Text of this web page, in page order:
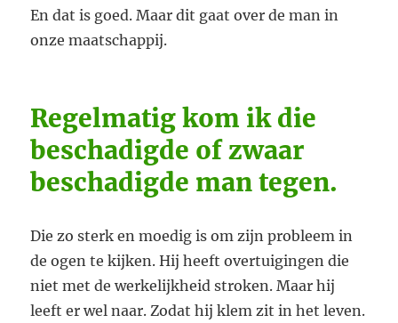
En dat is goed. Maar dit gaat over de man in
onze maatschappij.
Regelmatig kom ik die
beschadigde of zwaar
beschadigde man tegen.
Die zo sterk en moedig is om zijn probleem in
de ogen te kijken. Hij heeft overtuigingen die
niet met de werkelijkheid stroken. Maar hij
leeft er wel naar. Zodat hij klem zit in het leven.